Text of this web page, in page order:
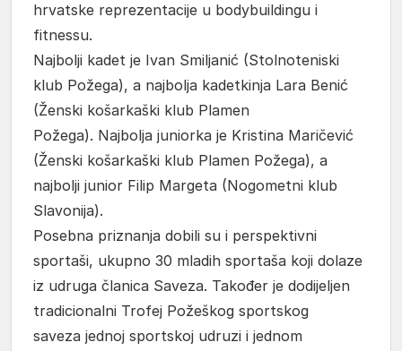
hrvatske reprezentacije u bodybuildingu i
fitnessu.
Najbolji kadet je Ivan Smiljanić (Stolnoteniski
klub Požega), a najbolja kadetkinja Lara Benić
(Ženski košarkaški klub Plamen
Požega). Najbolja juniorka je Kristina Maričević
(Ženski košarkaški klub Plamen Požega), a
najbolji junior Filip Margeta (Nogometni klub
Slavonija).
Posebna priznanja dobili su i perspektivni
sportaši, ukupno 30 mladih sportaša koji dolaze
iz udruga članica Saveza. Također je dodijeljen
tradicionalni Trofej Požeškog sportskog
saveza jednoj sportskoj udruzi i jednom